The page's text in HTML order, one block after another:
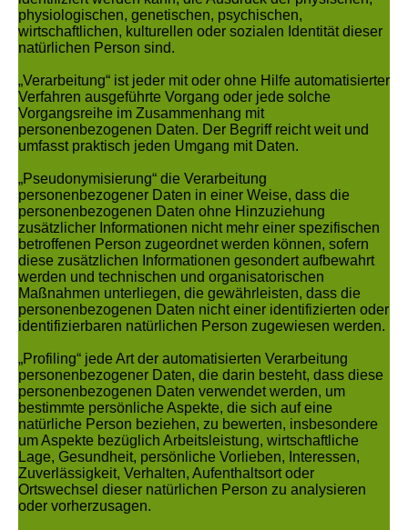
physiologischen, genetischen, psychischen,
wirtschaftlichen, kulturellen oder sozialen Identität dieser
natürlichen Person sind.
„Verarbeitung“ ist jeder mit oder ohne Hilfe automatisierter
Verfahren ausgeführte Vorgang oder jede solche
Vorgangsreihe im Zusammenhang mit
personenbezogenen Daten. Der Begriff reicht weit und
umfasst praktisch jeden Umgang mit Daten.
„Pseudonymisierung“ die Verarbeitung
personenbezogener Daten in einer Weise, dass die
personenbezogenen Daten ohne Hinzuziehung
zusätzlicher Informationen nicht mehr einer spezifischen
betroffenen Person zugeordnet werden können, sofern
diese zusätzlichen Informationen gesondert aufbewahrt
werden und technischen und organisatorischen
Maßnahmen unterliegen, die gewährleisten, dass die
personenbezogenen Daten nicht einer identifizierten oder
identifizierbaren natürlichen Person zugewiesen werden.
„Profiling“ jede Art der automatisierten Verarbeitung
personenbezogener Daten, die darin besteht, dass diese
personenbezogenen Daten verwendet werden, um
bestimmte persönliche Aspekte, die sich auf eine
natürliche Person beziehen, zu bewerten, insbesondere
um Aspekte bezüglich Arbeitsleistung, wirtschaftliche
Lage, Gesundheit, persönliche Vorlieben, Interessen,
Zuverlässigkeit, Verhalten, Aufenthaltsort oder
Ortswechsel dieser natürlichen Person zu analysieren
oder vorherzusagen.